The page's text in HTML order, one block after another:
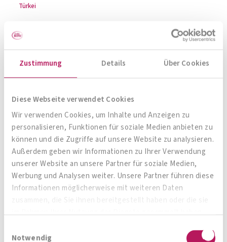
Zustimmung Details Über Cookies
Diese Webseite verwendet Cookies
Wir verwenden Cookies, um Inhalte und Anzeigen zu
personalisieren, Funktionen für soziale Medien anbieten zu
können und die Zugriffe auf unsere Website zu analysieren.
Außerdem geben wir Informationen zu Ihrer Verwendung
unserer Website an unsere Partner für soziale Medien,
Werbung und Analysen weiter. Unsere Partner führen diese
Informationen möglicherweise mit weiteren Daten
im Rahmen Ihrer Nutzung der Dienste gesammelt haben.
Notwendig
Türkei
Auch das schönste Hotel schützt nicht vor
Salmonellen. Eigene Hygieneregeln beachten:
Häufig und gründlich die Hände waschen!
Ferner Osten
Achten Sie auf das „Plopp“ beim Öffnen jeder
Wasserflasche. Wenn Sie das nicht hören, wurde
eine alte Flasche mit Leitungswasser befüllt –
dann heisst es: Finger weg davon!
Mittelmeerländer und Osteuropa
Niemals Wasser aus der Leitung trinken!